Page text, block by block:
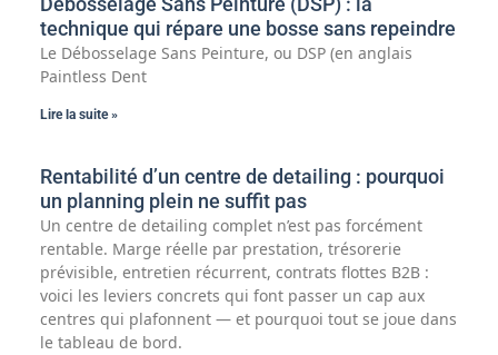
technique qui répare une bosse sans repeindre
Le Débosselage Sans Peinture, ou DSP (en anglais
Paintless Dent
Lire la suite »
Rentabilité d’un centre de detailing : pourquoi
un planning plein ne suffit pas
Un centre de detailing complet n’est pas forcément
rentable. Marge réelle par prestation, trésorerie
prévisible, entretien récurrent, contrats flottes B2B :
voici les leviers concrets qui font passer un cap aux
centres qui plafonnent — et pourquoi tout se joue dans
le tableau de bord.